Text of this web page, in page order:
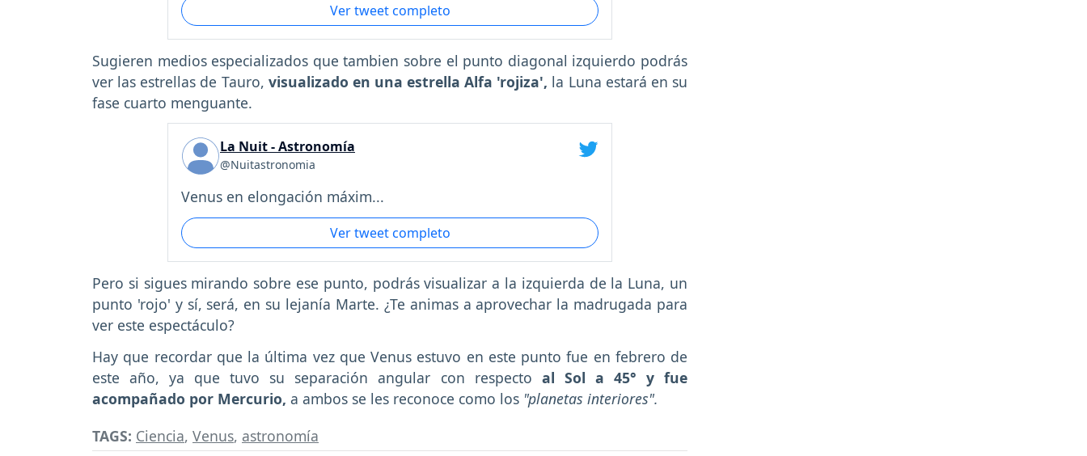
Ver tweet completo
Sugieren medios especializados que tambien sobre el punto diagonal izquierdo podrás
ver las estrellas de Tauro, visualizado en una estrella Alfa 'rojiza', la Luna estará en su
fase cuarto menguante.
La Nuit - Astronomía
@Nuitastronomia
Venus en elongación máxim...
Ver tweet completo
Pero si sigues mirando sobre ese punto, podrás visualizar a la izquierda de la Luna, un
punto 'rojo' y sí, será, en su lejanía Marte. ¿Te animas a aprovechar la madrugada para
ver este espectáculo?
Hay que recordar que la última vez que Venus estuvo en este punto fue en febrero de
este año, ya que tuvo su separación angular con respecto al Sol a 45° y fue
acompañado por Mercurio, a ambos se les reconoce como los "planetas interiores".
TAGS: Ciencia, Venus, astronomía